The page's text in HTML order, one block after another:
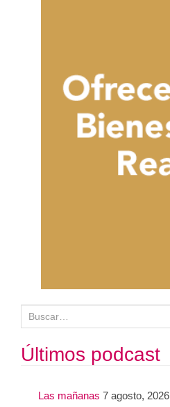
u
s
c
Últimos podcast
Las mañanas 7 agosto, 2026